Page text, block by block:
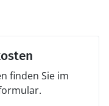
finden Sie im